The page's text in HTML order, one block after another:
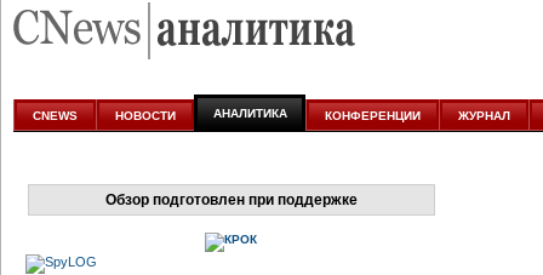
аналитике
CNEWS НОВОСТИ АНАЛИТИКА КОНФЕРЕНЦИИ ЖУРНАЛ
Обзор подготовлен при поддержке